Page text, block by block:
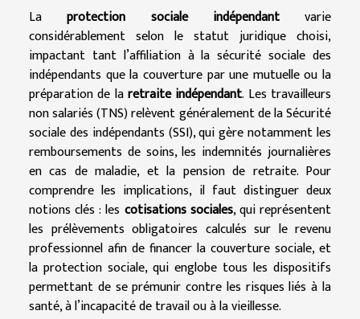
Laprotection sociale indépendantvarie
considérablement selon le statut juridique choisi,
impactant tant l’affiliation à la sécurité sociale des
indépendants que la couverture par une mutuelle ou la
préparation de laretraite indépendant. Les travailleurs
non salariés (TNS) relèvent généralement de la Sécurité
sociale des indépendants (SSI), qui gère notamment les
remboursements de soins, les indemnités journalières
en cas de maladie, et la pension de retraite. Pour
comprendre les implications, il faut distinguer deux
notions clés : les cotisations sociales, qui représentent
les prélèvements obligatoires calculés sur le revenu
professionnel afin de financer la couverture sociale, et
la protection sociale, qui englobe tous les dispositifs
permettant de se prémunir contre les risques liés à la
santé, à l’incapacité de travail ou à la vieillesse.